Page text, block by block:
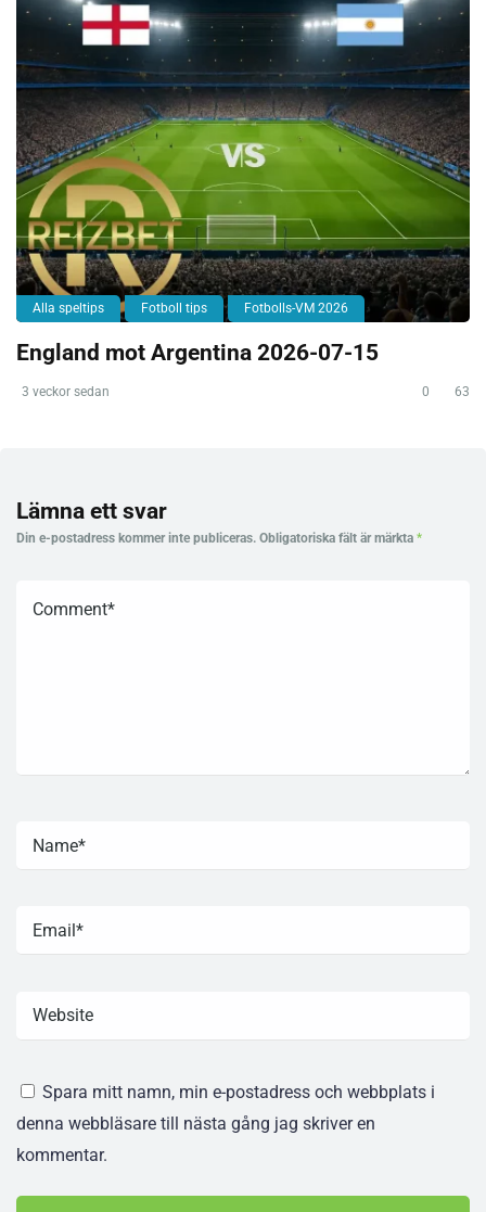
Alla speltips Fotboll tips Fotbolls-VM 2026
England mot Argentina 2026-07-15
3 veckor sedan 0 63
Lämna ett svar
Din e-postadress kommer inte publiceras. Obligatoriska fält är märkta *
Spara mitt namn, min e-postadress och webbplats i
denna webbläsare till nästa gång jag skriver en
kommentar.